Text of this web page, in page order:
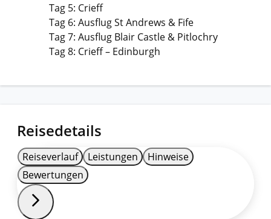
Tag 5: Crieff
Tag 6: Ausflug St Andrews & Fife
Tag 7: Ausflug Blair Castle & Pitlochry
Tag 8: Crieff – Edinburgh
Reisedetails
Reiseverlauf Leistungen
Hinweise
Bewertungen